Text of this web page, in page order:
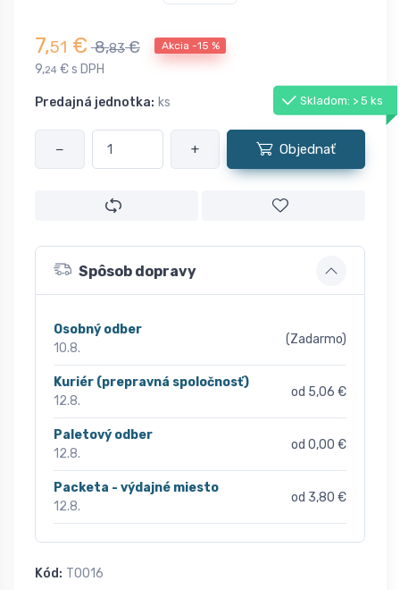
7,51 € 8,83€ Akcia -15 %
9,24 € s DPH
Predajná jednotka: ks Skladom: > 5 ks
− + Objednať
Spôsob dopravy
Osobný odber
10.8.
(Zadarmo)
Kuriér (prepravná spoločnosť)
12.8.
od 5,06 €
Paletový odber
12.8.
od 0,00 €
Packeta - výdajné miesto
12.8.
od 3,80 €
Kód: T0016